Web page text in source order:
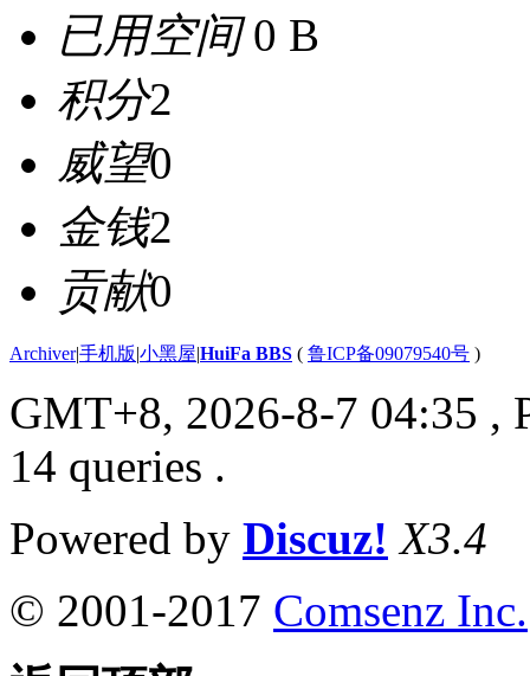
已用空间0 B
积分2
威望0
金钱2
贡献0
Archiver|手机版|小黑屋|HuiFa BBS ( 鲁ICP备09079540号 )
GMT+8, 2026-8-7 04:35 ,
14 queries .
Powered by Discuz! X3.4
© 2001-2017 Comsenz Inc.